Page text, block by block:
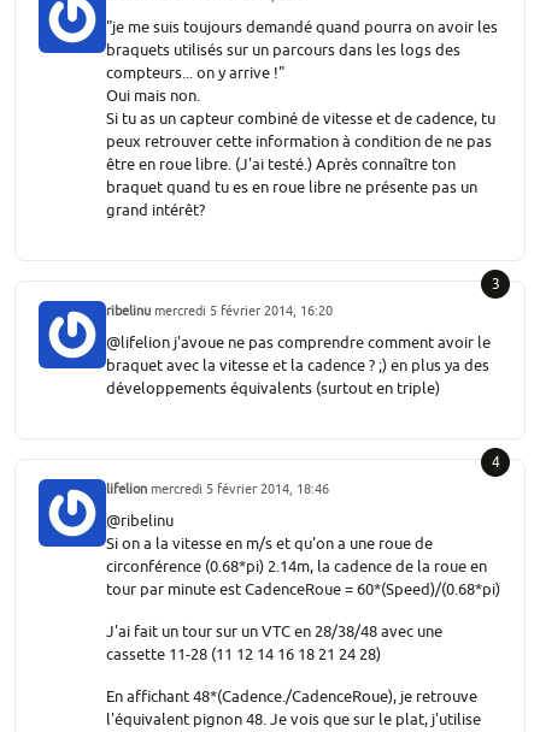
"je me suis toujours demandé quand pourra on avoir les
braquets utilisés sur un parcours dans les logs des
compteurs... on y arrive !"
Oui mais non.
Si tu as un capteur combiné de vitesse et de cadence, tu
peux retrouver cette information à condition de ne pas
être en roue libre. (J'ai testé.) Après connaître ton
braquet quand tu es en roue libre ne présente pas un
grand intérêt?
3
ribelinu mercredi 5 février 2014, 16:20
@lifelion j'avoue ne pas comprendre comment avoir le
braquet avec la vitesse et la cadence ? ;) en plus ya des
développements équivalents (surtout en triple)
4
lifelion mercredi 5 février 2014, 18:46
@ribelinu
Si on a la vitesse en m/s et qu'on a une roue de
circonférence (0.68*pi) 2.14m, la cadence de la roue en
tour par minute est CadenceRoue = 60*(Speed)/(0.68*pi)
J'ai fait un tour sur un VTC en 28/38/48 avec une
cassette 11-28 (11 12 14 16 18 21 24 28)
En affichant 48*(Cadence./CadenceRoue), je retrouve
l'équivalent pignon 48. Je vois que sur le plat, j'utilise